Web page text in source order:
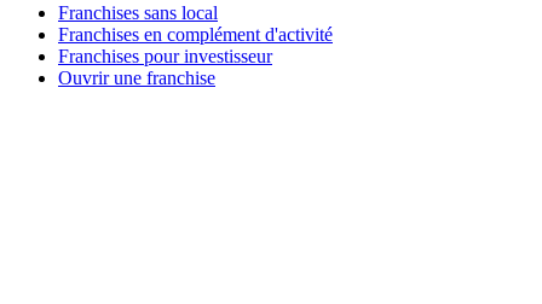
Franchises sans local
Franchises en complément d'activité
Franchises pour investisseur
Ouvrir une franchise